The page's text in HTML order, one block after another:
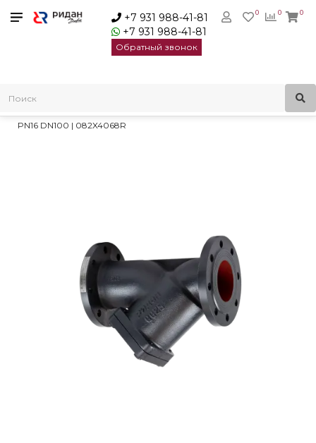
+7 931 988-41-81
+7 931 988-41-81
Обратный звонок
0
0 0
Трубопроводная арматура
Фильтр сетчатый Ридан ФСФ с пробкой, чугун, фланцевый
PN16 DN100 | 082X4068R